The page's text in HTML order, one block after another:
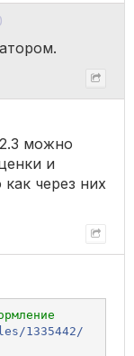
можно
и
через них
1335442/